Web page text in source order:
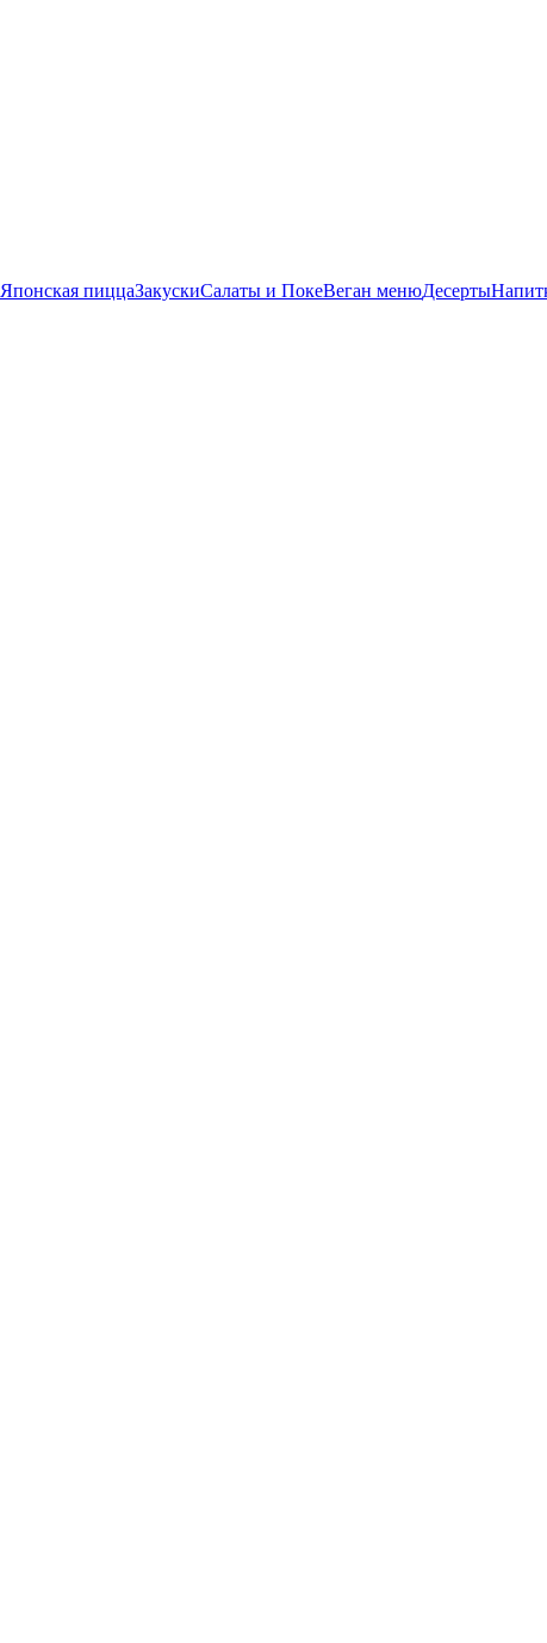
Японская пиццаЗакускиСалаты и ПокеВеган менюДесерты